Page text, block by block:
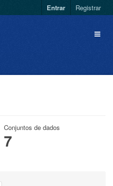
Entrar Registrar
Conjuntos de dados
7